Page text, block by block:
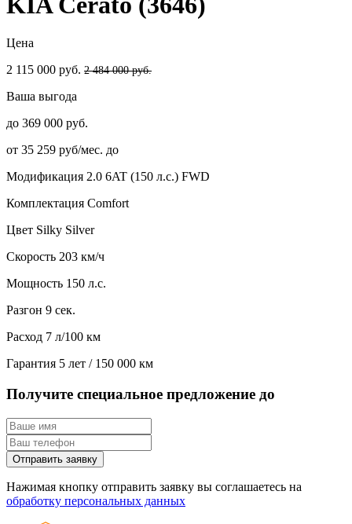
Цена
2 115 000 руб. 2 484 000 руб.
Ваша выгода
до 369 000 руб.
от 35 259 руб/мес. до
Модификация 2.0 6AT (150 л.с.) FWD
Комплектация Comfort
Цвет Silky Silver
Скорость 203 км/ч
Мощность 150 л.с.
Разгон 9 сек.
Расход 7 л/100 км
Гарантия 5 лет / 150 000 км
Получите специальное предложение до
Отправить заявку
Нажимая кнопку отправить заявку вы соглашаетесь на
обработку персональных данных